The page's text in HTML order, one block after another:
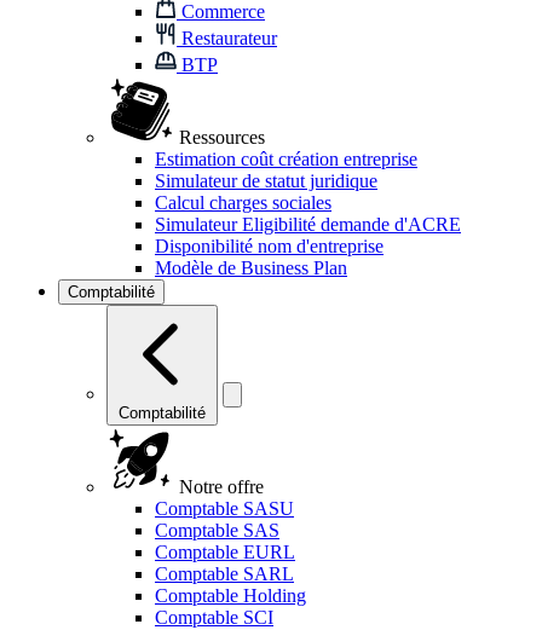
Commerce
Restaurateur
BTP
Ressources
Estimation coût création entreprise
Simulateur de statut juridique
Calcul charges sociales
Simulateur Eligibilité demande d'ACRE
Disponibilité nom d'entreprise
Modèle de Business Plan
Comptabilité
Comptabilité
Notre offre
Comptable SASU
Comptable SAS
Comptable EURL
Comptable SARL
Comptable Holding
Comptable SCI